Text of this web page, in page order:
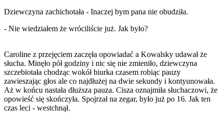
Dziewczyna zachichotała - Inaczej bym pana nie obudziła.
- Nie wiedziałem że wróciliście już. Jak było?
Caroline z przejęciem zaczęła opowiadać a Kowalsky udawał że
słucha. Minęło pół godziny i nic się nie zmieniło, dziewczyna
szczebiotała chodząc wokół biurka czasem robiąc pauzy
zawieszając głos ale co najdłużej na dwie sekundy i kontyunowała.
Aż w końcu nastała dłuższa pauza. Cisza oznajmiła słuchaczowi, że
opowieść się skończyła. Spojrzał na zegar, było już po 16. Jak ten
czas leci - westchnął.